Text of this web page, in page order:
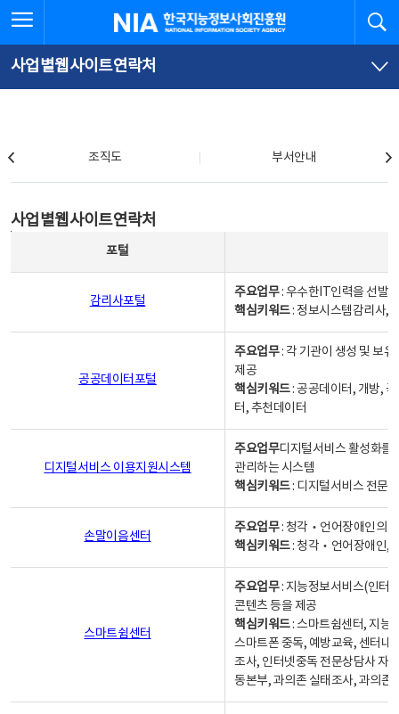
문
로
가
체
뉴
바
가
한국지능정보사회진흥원
사업별웹사이트연락처
조직도 부서안내
사업별웹사이트연락처
포털
감리사포털
주요업무: 우수한IT인력을 선발
핵심키워드: 정보시스템감리사,
공공데이터포털
주요업무: 각 기관이 생성 및 보
제공
핵심키워드: 공공데이터, 개방,
터, 추천데이터
디지털서비스 이용지원시스템
주요업무디지털서비스 활성화를
관리하는 시스템
핵심키워드: 디지털서비스 전문
손말이음센터
주요업무: 청각‧언어장애인의
핵심키워드: 청각‧언어장애인,
스마트쉼센터
주요업무: 지능정보서비스(인터
콘텐츠 등을 제공
핵심키워드: 스마트쉼센터, 지능
스마트폰 중독, 예방교육, 센터내
조사, 인터넷중독 전문상담사 자
동본부, 과의존 실태조사, 과의존